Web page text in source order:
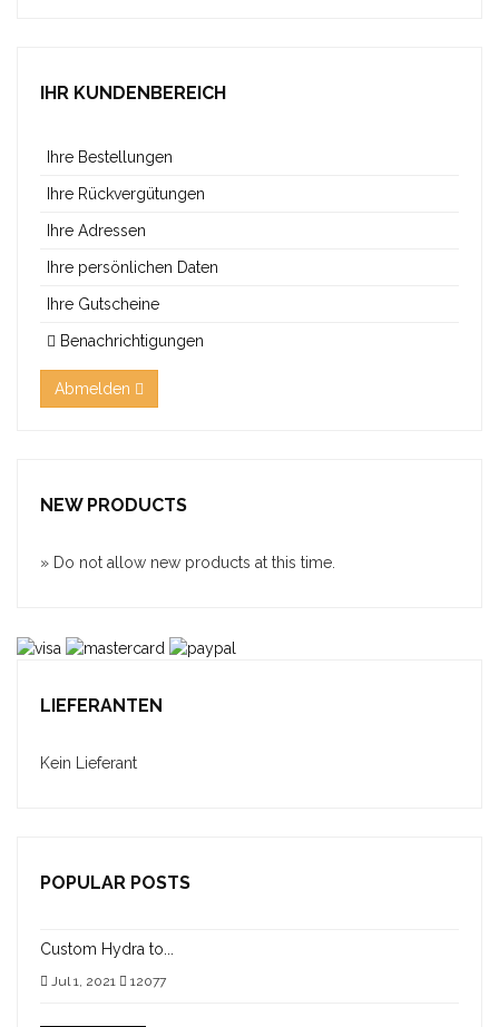
IHR KUNDENBEREICH
Ihre Bestellungen
Ihre Rückvergütungen
Ihre Adressen
Ihre persönlichen Daten
Ihre Gutscheine
Benachrichtigungen
Abmelden
NEW PRODUCTS
» Do not allow new products at this time.
LIEFERANTEN
Kein Lieferant
POPULAR POSTS
Custom Hydra to...
Jul 1, 2021 12077